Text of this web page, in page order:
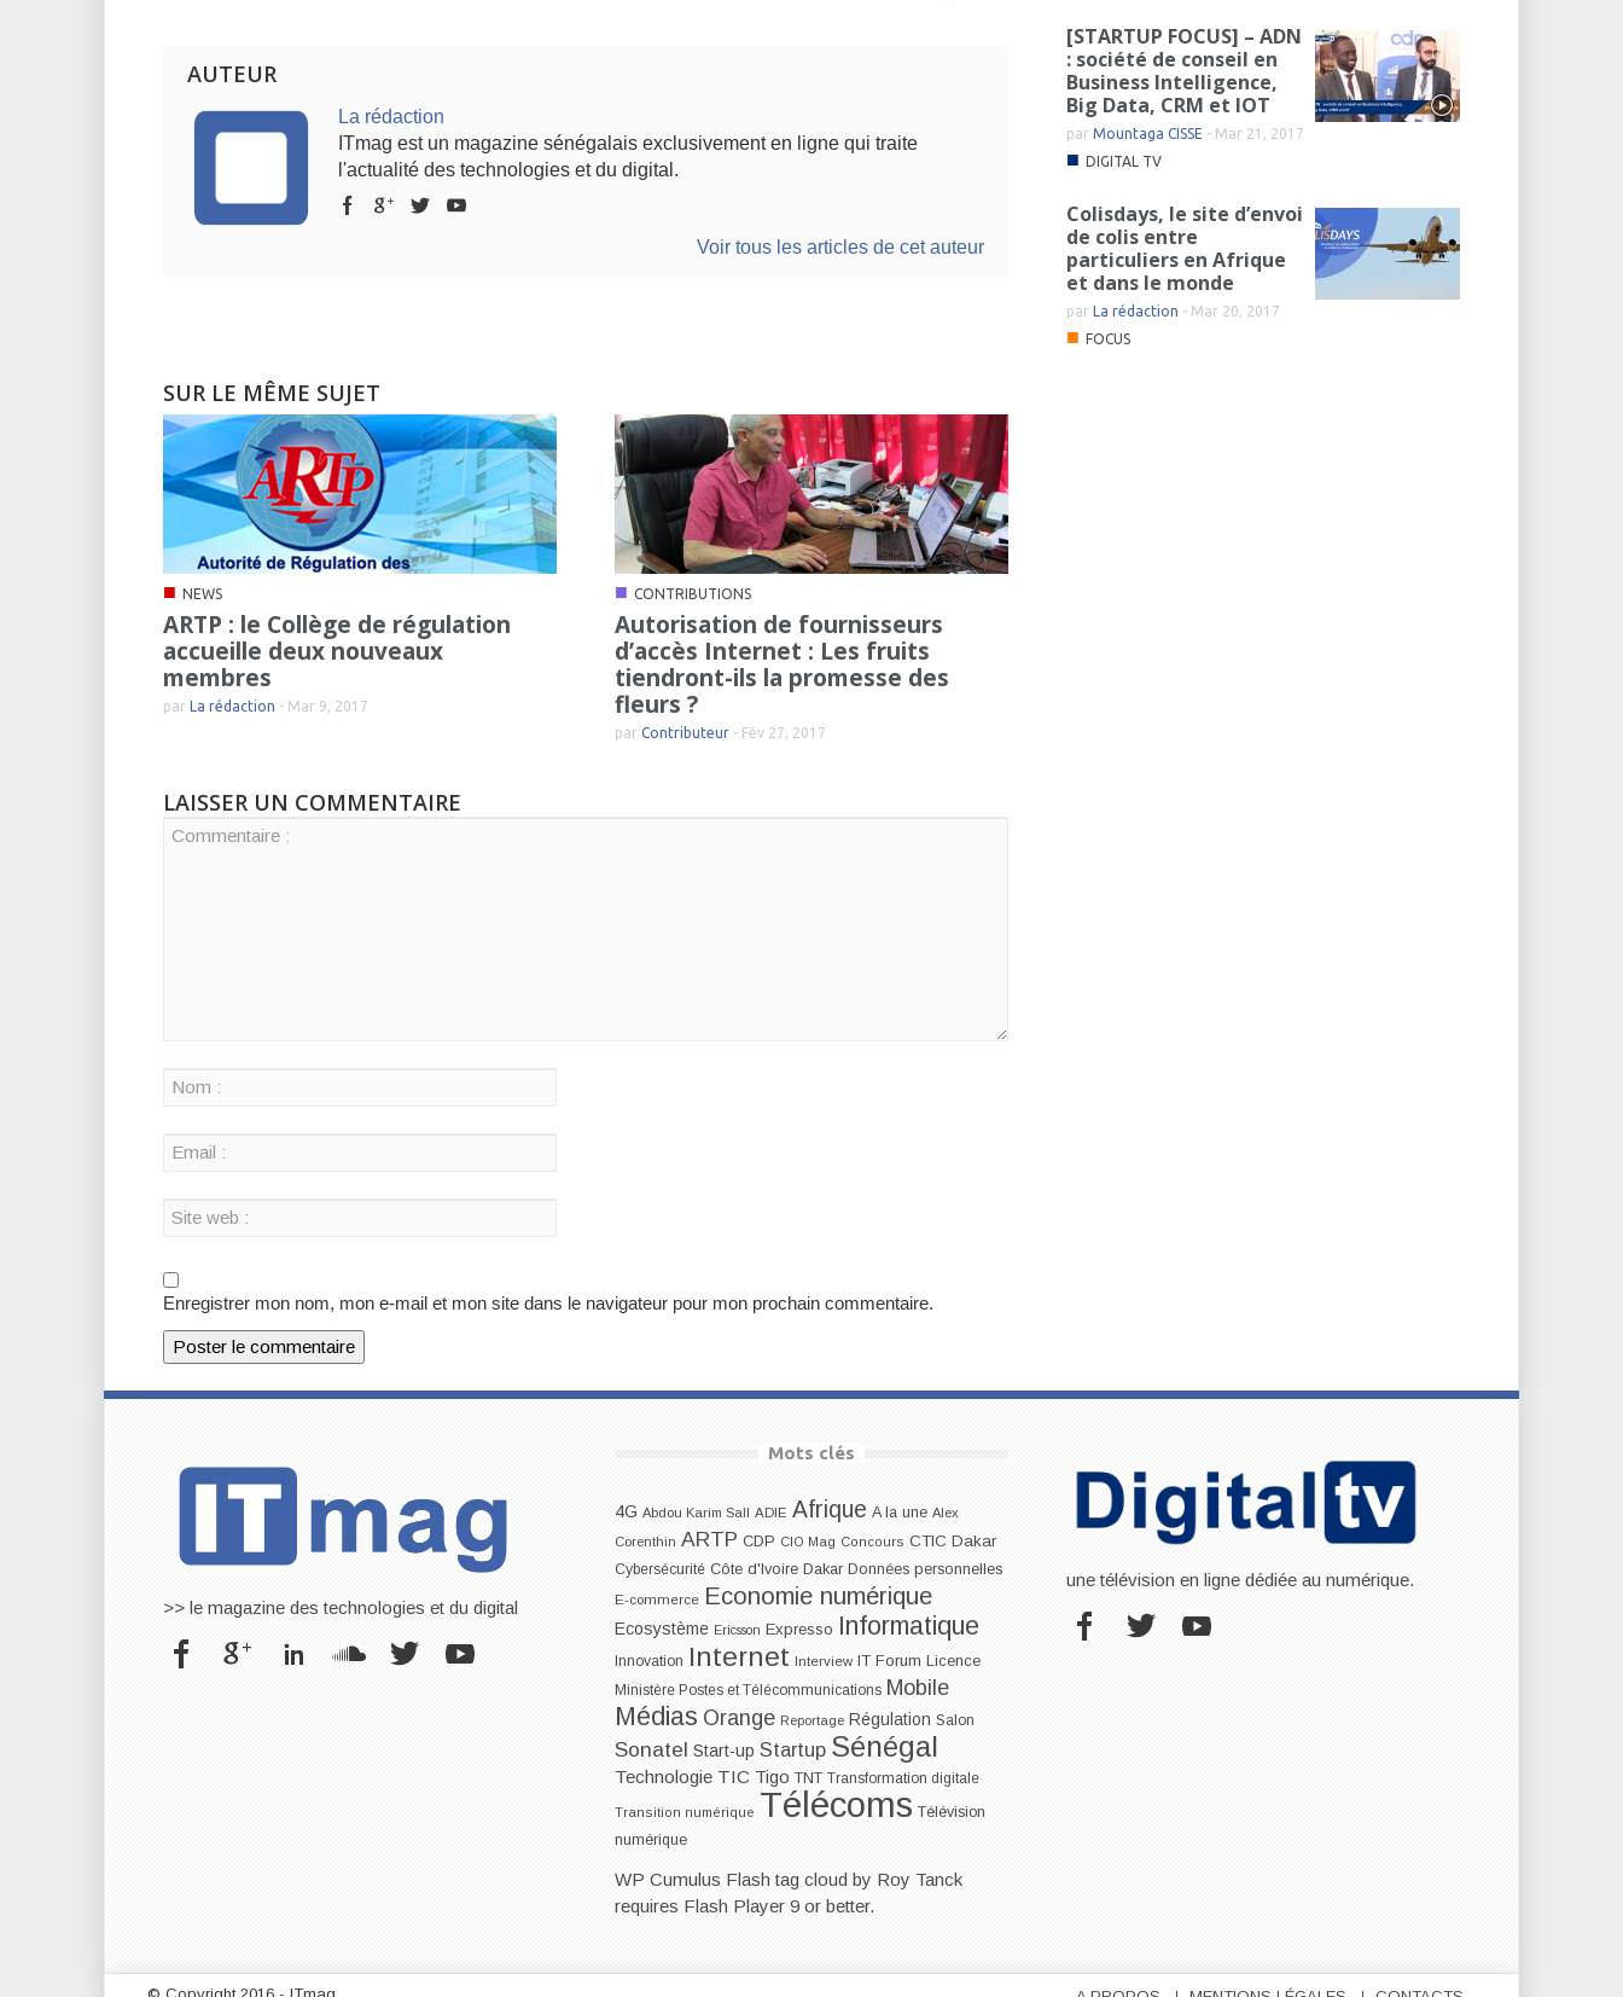
AUTEUR
La rédaction
ITmag est un magazine sénégalais exclusivement en ligne qui traite
l'actualité des technologies et du digital.
Voir tous les articles de cet auteur
SUR LE MÊME SUJET
■ NEWS
ARTP : le Collège de régulation
accueille deux nouveaux
membres
par La rédaction - Mar 9, 2017
■ CONTRIBUTIONS
Autorisation de fournisseurs
d’accès Internet : Les fruits
tiendront-ils la promesse des
fleurs ?
par Contributeur- Fév 27, 2017
LAISSER UN COMMENTAIRE
Enregistrer mon nom, mon e-mail et mon site dans le navigateur pour mon prochain commentaire.
[STARTUP FOCUS] – ADN
: société de conseil en
Business Intelligence,
Big Data, CRM et IOT
parMountaga CISSE - Mar 21, 2017
■ DIGITAL TV
Colisdays, le site d’envoi
de colis entre
particuliers en Afrique
et dans le monde
parLa rédaction - Mar 20, 2017
■ FOCUS
>> le magazine des technologies et du digital
Mots clés
4G Abdou Karim Sall ADIE Afrique A la une Alex
Corenthin ARTP CDP CIO Mag Concours CTIC Dakar
Cybersécurité Côte d'Ivoire Dakar Données personnelles
E-commerce Economie numérique
Ecosystème Ericsson Expresso Informatique
Innovation Internet Interview IT Forum Licence
Ministère Postes et Télécommunications Mobile
Médias Orange Reportage Régulation Salon
Sonatel Start-up Startup Sénégal
Technologie TIC Tigo TNT Transformation digitale
Transition numérique Télécoms Télévision
numérique
WP Cumulus Flash tag cloud by Roy Tanck
requires Flash Player 9 or better.
une télévision en ligne dédiée au numérique.